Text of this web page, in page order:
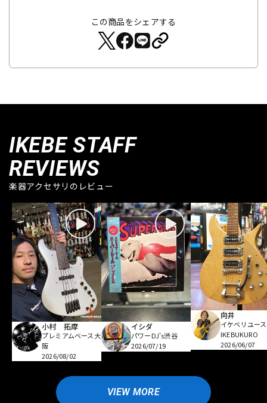
この商品をシェアする
IKEBE STAFF
REVIEWS
楽器アクセサリのレビュー
小村 拓摩
プレミアムベース大
阪
2026/08/02
イシダ
パワーDJ's渋谷
2026/07/19
向井
イケベリユース
IKEBUKURO
2026/06/07
VIEW MORE